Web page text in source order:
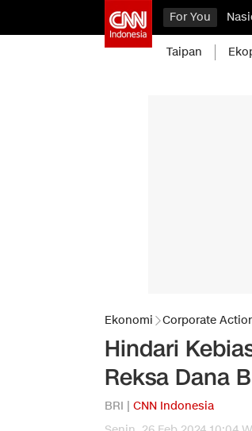
For You
Taipan
Ekonomi Corporate
Hindari
Reksa Dana
BRI | CNN Indonesia